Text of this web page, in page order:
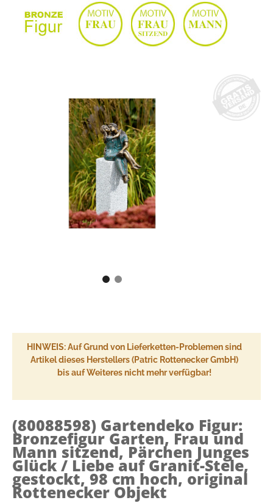
HINWEIS: Auf Grund von Lieferketten-Problemen sind
Artikel dieses Herstellers (Patric Rottenecker GmbH)
bis auf Weiteres nicht mehr verfügbar!
(80088598) Gartendeko Figur:
Bronzefigur Garten, Frau und
Mann sitzend, Pärchen Junges
Glück / Liebe auf Granit-Stele,
gestockt, 98 cm hoch, original
Rottenecker Objekt